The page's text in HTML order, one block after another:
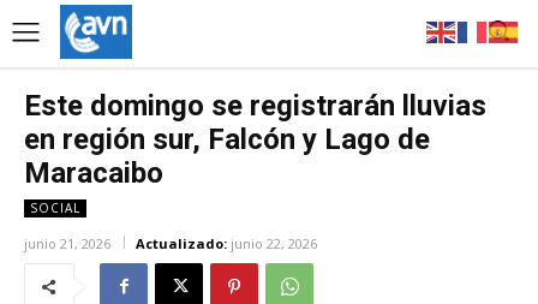
Este domingo se registrarán lluvias
en región sur, Falcón y Lago de
Maracaibo
SOCIAL
junio 21, 2026 Actualizado: junio 22, 2026